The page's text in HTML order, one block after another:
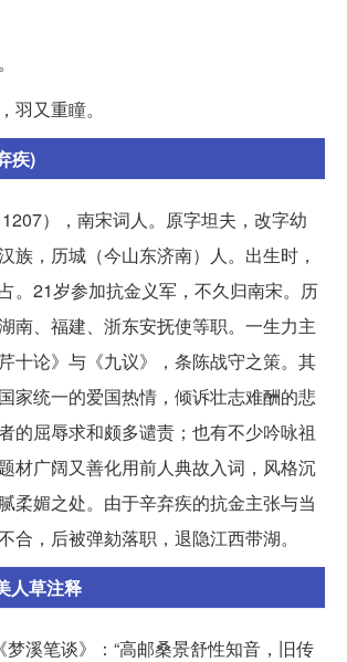
羽又重瞳。
疾)
），南宋词人。原字坦夫，改字幼
族，历城（今山东济南）人。出生时，
。21岁参加抗金义军，不久归南宋。历
南、福建、浙东安抚使等职。一生力主
十论》与《九议》，条陈战守之策。其
家统一的爱国热情，倾诉壮志难酬的悲
的屈辱求和颇多谴责；也有不少吟咏祖
材广阔又善化用前人典故入词，风格沉
柔媚之处。由于辛弃疾的抗金主张与当
合，后被弹劾落职，退隐江西带湖。
人草注释
溪笔谈》：“高邮桑景舒性知音，旧传